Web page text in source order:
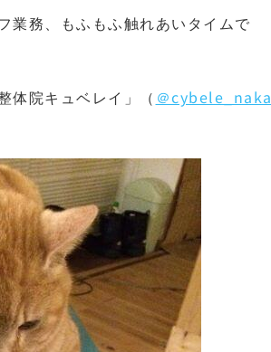
業務、もふもふ触れあいタイムで
体院キュベレイ」（ ＠cybele_naka